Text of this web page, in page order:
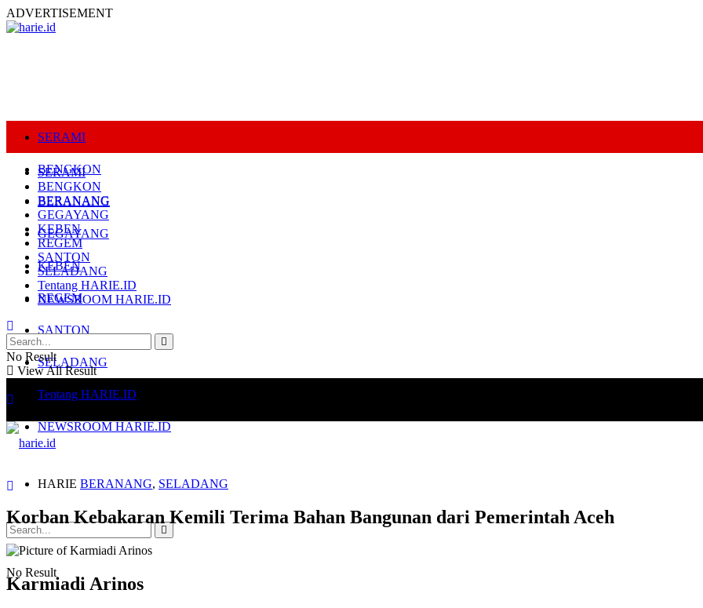
ADVERTISEMENT
SERAMI
BENGKON
BERANANG
GEGAYANG
KEBEN
REGEM
SANTON
SELADANG
Tentang HARIE.ID
NEWSROOM HARIE.ID
SERAMI
BENGKON
BERANANG
GEGAYANG
KEBEN
REGEM
SANTON
SELADANG
Tentang HARIE.ID
NEWSROOM HARIE.ID
No Result
View All Result
No Result
HARIE BERANANG, SELADANG
Korban Kebakaran Kemili Terima Bahan Bangunan dari Pemerintah Aceh
Karmiadi Arinos